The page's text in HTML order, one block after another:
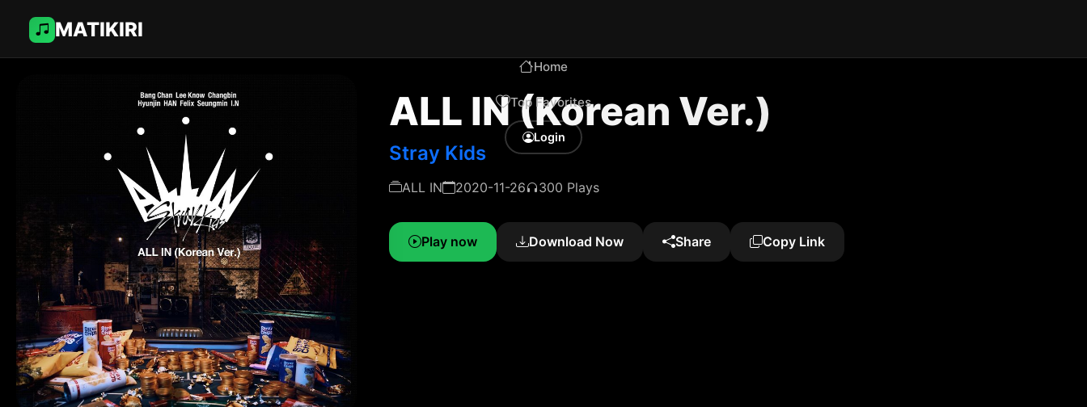
MATIKIRI
Home
Top Favorites
Login
ALL IN (Korean Ver.)
Stray Kids
ALL IN 2020-11-26 300 Plays
Play now Download Now Share Copy Link